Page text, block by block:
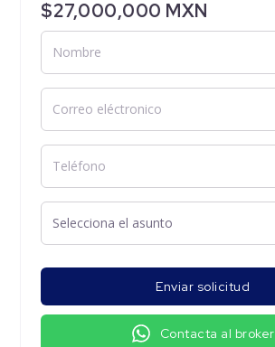
$27,000,000 MXN
Enviar solicitud
Contacta al broker